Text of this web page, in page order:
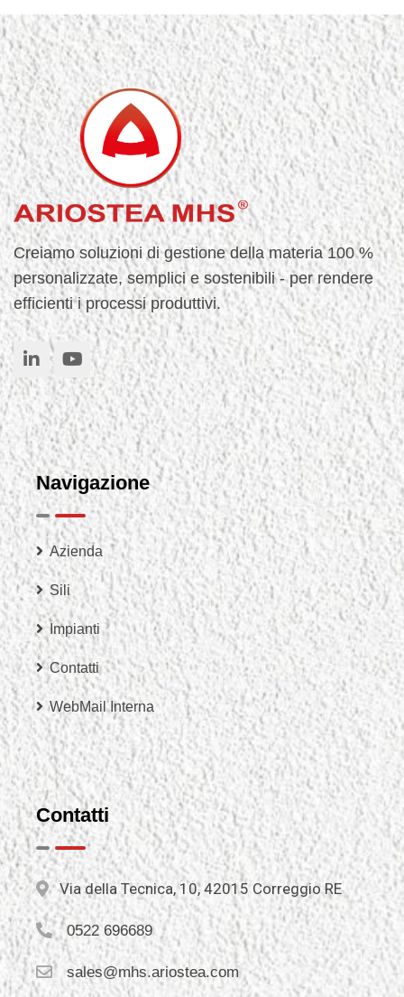
Creiamo soluzioni di gestione della materia 100 %
personalizzate, semplici e sostenibili - per rendere
efficienti i processi produttivi.
Navigazione
Azienda
Sili
Impianti
Contatti
WebMail Interna
Contatti
Via della Tecnica, 10, 42015 Correggio RE
0522 696689
sales@mhs.ariostea.com